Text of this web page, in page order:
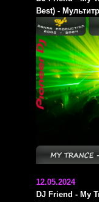
Best) -
12.05.2024
DJ Friend - My